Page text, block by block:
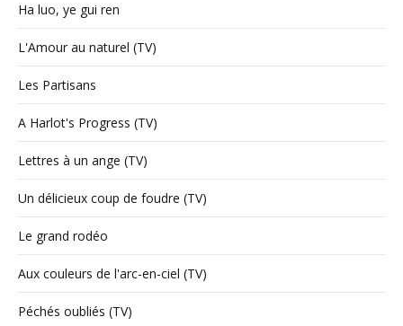
Ha luo, ye gui ren
L'Amour au naturel (TV)
Les Partisans
A Harlot's Progress (TV)
Lettres à un ange (TV)
Un délicieux coup de foudre (TV)
Le grand rodéo
Aux couleurs de l'arc-en-ciel (TV)
Péchés oubliés (TV)